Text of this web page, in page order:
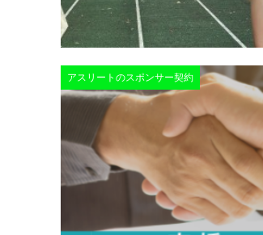
アスリートのスポンサー契約